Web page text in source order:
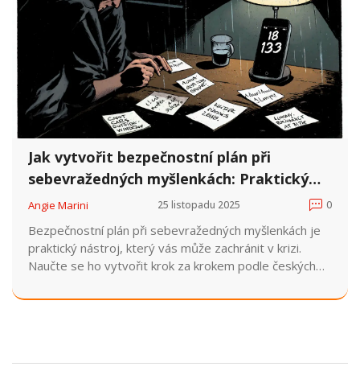
Jak vytvořit bezpečnostní plán při
sebevražedných myšlenkách: Praktický
návod
Angie Marini 25 listopadu 2025 0
Bezpečnostní plán při sebevražedných myšlenkách je
praktický nástroj, který vás může zachránit v krizi.
Naučte se ho vytvořit krok za krokem podle českých
kontaktům.